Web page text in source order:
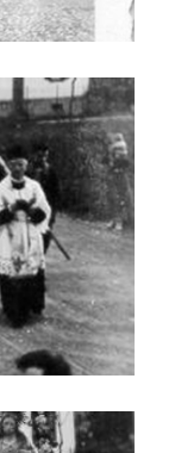
vecchia a quella
vecchia a